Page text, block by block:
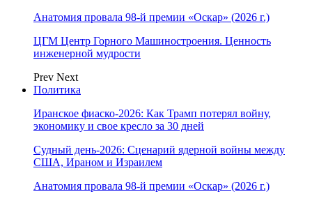
Анатомия провала 98-й премии «Оскар» (2026 г.)
ЦГМ Центр Горного Машиностроения. Ценность
инженерной мудрости
Prev Next
Политика
Иранское фиаско-2026: Как Трамп потерял войну,
экономику и свое кресло за 30 дней
Судный день-2026: Сценарий ядерной войны между
США, Ираном и Израилем
Анатомия провала 98-й премии «Оскар» (2026 г.)